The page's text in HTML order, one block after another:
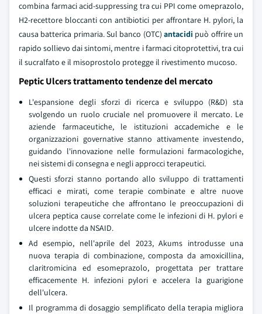
combina farmaci acid-suppressing tra cui PPI come omeprazolo,
H2-recettore bloccanti con antibiotici per affrontare H. pylori, la
causa batterica primaria. Sul banco (OTC) antacidi può offrire un
rapido sollievo dai sintomi, mentre i farmaci citoprotettivi, tra cui
il sucralfato e il misoprostolo protegge il rivestimento mucoso.
Peptic Ulcers trattamento tendenze del mercato
L'espansione degli sforzi di ricerca e sviluppo (R&D) sta
svolgendo un ruolo cruciale nel promuovere il mercato. Le
aziende farmaceutiche, le istituzioni accademiche e le
organizzazioni governative stanno attivamente investendo,
guidando l'innovazione nelle formulazioni farmacologiche,
nei sistemi di consegna e negli approcci terapeutici.
Questi sforzi stanno portando allo sviluppo di trattamenti
efficaci e mirati, come terapie combinate e altre nuove
soluzioni terapeutiche che affrontano le preoccupazioni di
ulcera peptica cause correlate come le infezioni di H. pylori e
ulcere indotte da NSAID.
Ad esempio, nell'aprile del 2023, Akums introdusse una
nuova terapia di combinazione, composta da amoxicillina,
claritromicina ed esomeprazolo, progettata per trattare
efficacemente H. infezioni pylori e accelera la guarigione
dell'ulcera.
Il programma di dosaggio semplificato della terapia migliora